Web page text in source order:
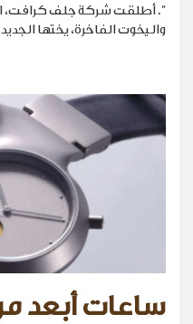
". أطلقت شركة جلف كرافت،
واليخوت الفاخرة، يختها الجديد
ساعات أبعد